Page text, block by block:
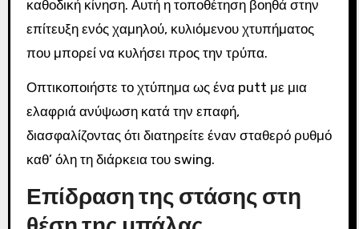
καθοδική κίνηση. Αυτή η τοποθέτηση βοηθά στην
επίτευξη ενός χαμηλού, κυλιόμενου χτυπήματος
που μπορεί να κυλήσει προς την τρύπα.
Οπτικοποιήστε το χτύπημα ως ένα putt με μια
ελαφριά ανύψωση κατά την επαφή,
διασφαλίζοντας ότι διατηρείτε έναν σταθερό ρυθμό
καθ’ όλη τη διάρκεια του swing.
Επίδραση της στάσης στη